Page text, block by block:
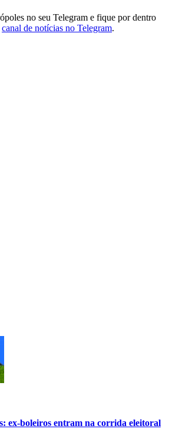
no seu Telegram e fique por dentro
canal de notícias no Telegram.
ex-boleiros entram na corrida eleitoral